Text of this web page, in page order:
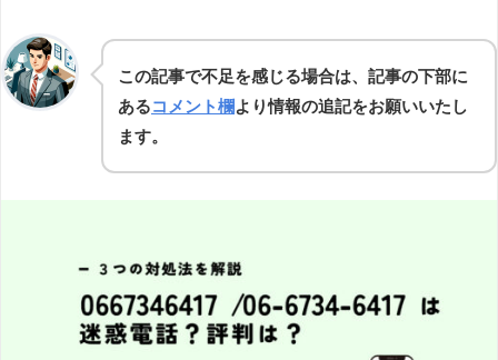
この記事で不足を感じる場合は、記事の下部に
あるコメント欄より情報の追記をお願いいたし
ます。